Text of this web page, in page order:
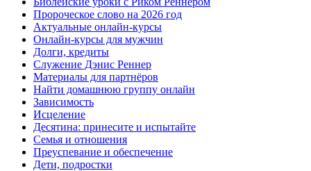
Пророческое слово на 2026 год
Актуальные онлайн-курсы
Онлайн-курсы для мужчин
Долги, кредиты
Служение Дэнис Реннер
Материалы для партнёров
Найти домашнюю группу онлайн
Зависимость
Исцеление
Десятина: принесите и испытайте
Семья и отношения
Преуспевание и обеспечение
Дети, подростки